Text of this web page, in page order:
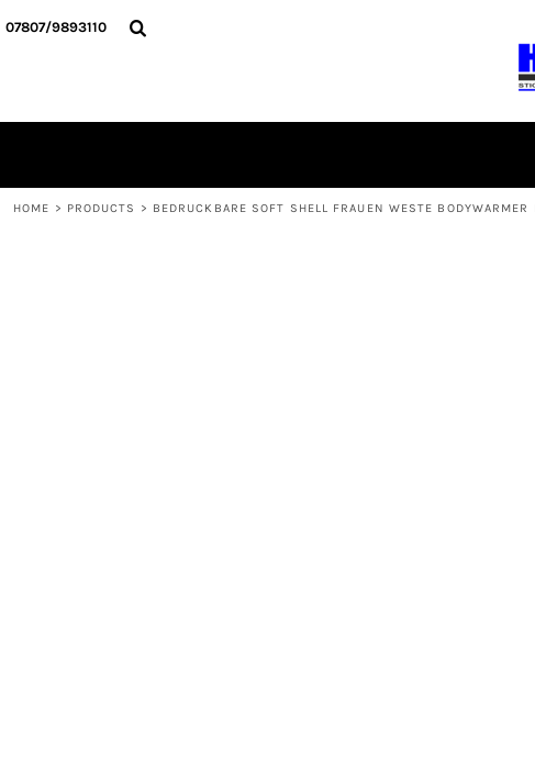
07807/9893110
HOME > PRODUCTS > BEDRUCKBARE SOFT SHELL FRAUEN WESTE BODYWARMER
HOME
ANMELDEN